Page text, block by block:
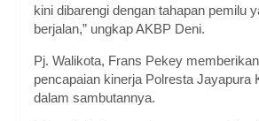
kini dibarengi dengan tahapan pemilu
berjalan,” ungkap AKBP Deni.
Pj. Walikota, Frans Pekey
pencapaian kinerja Polresta Jayapura
dalam sambutannya.